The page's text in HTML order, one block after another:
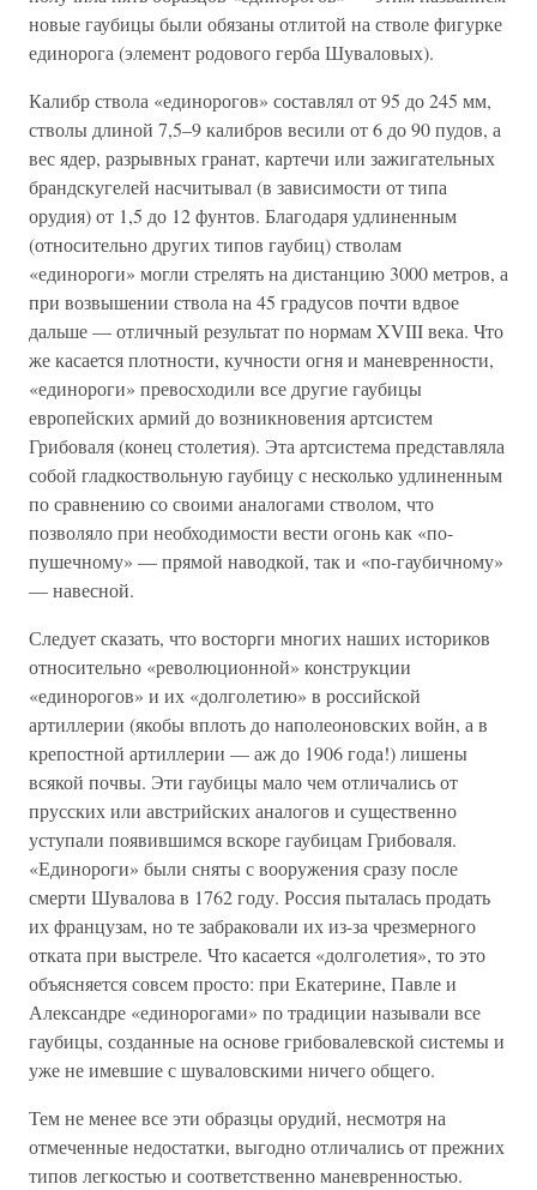
новые гаубицы были обязаны отлитой на стволе фигурке
единорога (элемент родового герба Шуваловых).
Калибр ствола «единорогов» составлял от 95 до 245 мм,
стволы длиной 7,5–9 калибров весили от 6 до 90 пудов, а
вес ядер, разрывных гранат, картечи или зажигательных
брандскугелей насчитывал (в зависимости от типа
орудия) от 1,5 до 12 фунтов. Благодаря удлиненным
(относительно других типов гаубиц) стволам
«единороги» могли стрелять на дистанцию 3000 метров, а
при возвышении ствола на 45 градусов почти вдвое
дальше — отличный результат по нормам XVIII века. Что
же касается плотности, кучности огня и маневренности,
«единороги» превосходили все другие гаубицы
европейских армий до возникновения артсистем
Грибоваля (конец столетия). Эта артсистема представляла
собой гладкоствольную гаубицу с несколько удлиненным
по сравнению со своими аналогами стволом, что
позволяло при необходимости вести огонь как «по-
пушечному» — прямой наводкой, так и «по-гаубичному»
— навесной.
Следует сказать, что восторги многих наших историков
относительно «революционной» конструкции
«единорогов» и их «долголетию» в российской
артиллерии (якобы вплоть до наполеоновских войн, а в
крепостной артиллерии — аж до 1906 года!) лишены
всякой почвы. Эти гаубицы мало чем отличались от
прусских или австрийских аналогов и существенно
уступали появившимся вскоре гаубицам Грибоваля.
«Единороги» были сняты с вооружения сразу после
смерти Шувалова в 1762 году. Россия пыталась продать
их французам, но те забраковали их из-за чрезмерного
отката при выстреле. Что касается «долголетия», то это
объясняется совсем просто: при Екатерине, Павле и
Александре «единорогами» по традиции называли все
гаубицы, созданные на основе грибовалевской системы и
уже не имевшие с шуваловскими ничего общего.
Тем не менее все эти образцы орудий, несмотря на
отмеченные недостатки, выгодно отличались от прежних
типов легкостью и соответственно маневренностью.